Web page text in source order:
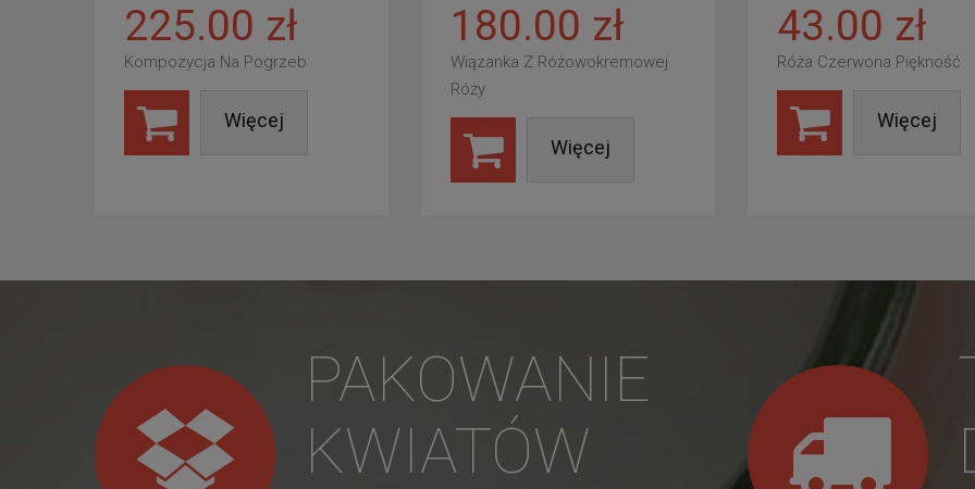
225.00 zł
Kompozycja Na Pogrzeb
Więcej
180.00 zł
Wiązanka Z Różowokremowej
Róży
Więcej
43.00 zł
Róża Czerwona Piękność
Więcej
PAKOWANIE
KWIATÓW